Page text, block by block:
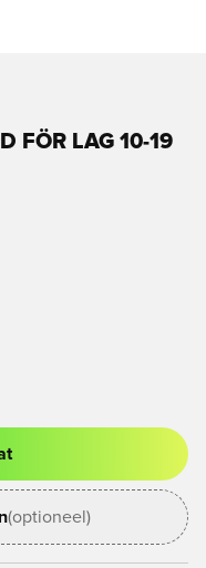
FÖR LAG 10-19
je aan te melden als lid
(optioneel)